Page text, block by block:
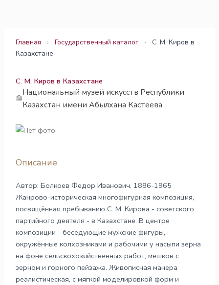
Главная › Государственный каталог ›
С. М. Киров в
Казахстане
С. М. Киров в Казахстане
Национальный музей искусств Республики
Казахстан имени Абылхана Кастеева
Описание
Автор: Болкоев Федор Иванович. 1886-1965
Жанрово-историческая многофигурная композиция,
посвящённая пребыванию С. М. Кирова - советского
партийного деятеля - в Казахстане. В центре
композиции - беседующие мужские фигуры,
окружённые колхозниками и рабочими у насыпи зерна
на фоне сельскохозяйственных работ, мешков с
зерном и горного пейзажа. Живописная манера
реалистическая, с мягкой моделировкой форм и